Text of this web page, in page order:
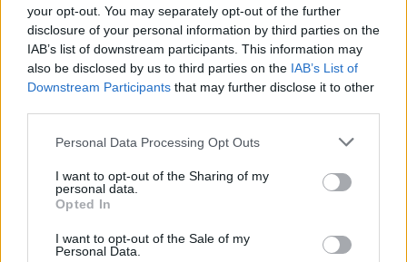
your opt-out. You may separately opt-out of the further
disclosure of your personal information by third parties on the
IAB’s list of downstream participants. This information may
also be disclosed by us to third parties on the IAB’s List of
Downstream Participants that may further disclose it to other
Please note that this website/app uses one or more Google
not limited to your visit or usage behaviour. You may click to
grant or deny consent to Google and its third-party tags to
use your data for below specified purposes in below Google
consent section.
Personal Data Processing Opt Outs
I want to opt-out of the Sharing of my
personal data.
Opted In
I want to opt-out of the Sale of my
Personal Data.